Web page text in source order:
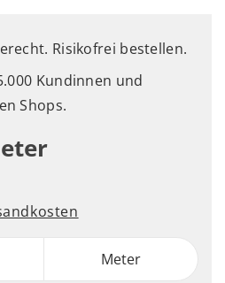
Risikofrei bestellen.
Kundinnen und
Shops.
Meter